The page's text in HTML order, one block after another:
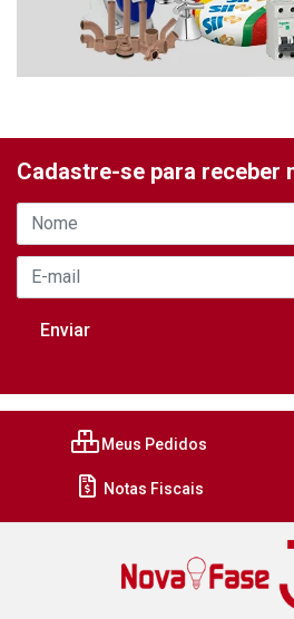
Cadastre-se para receber
Meus Pedidos
Notas Fiscais